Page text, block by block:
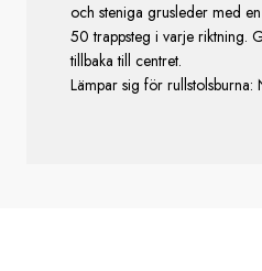
och steniga grusleder med
50 trappsteg i varje riktning.
tillbaka till centret.
Lämpar sig för rullstolsburna: